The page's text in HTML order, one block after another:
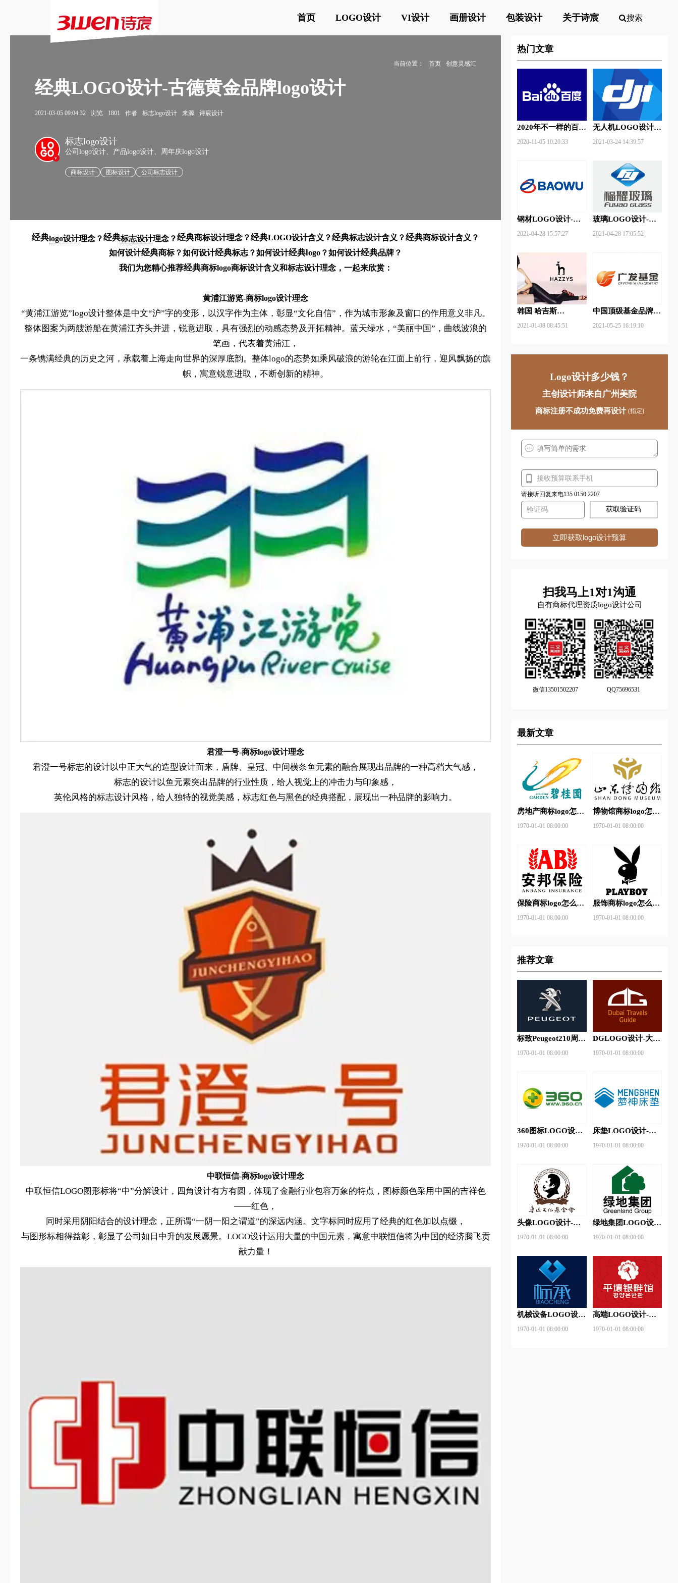
首页 LOGO设计 VI设计 画册设计 包装设计 关于诗宸 搜索
当前位置： 首页 创意灵感汇
经典LOGO设计-古德黄金品牌logo设计
2021-03-05 09:04:32 浏览 1801 作者 标志logo设计 来源 诗宸设计
v
标志logo设计
公司logo设计、产品logo设计、周年庆logo设计
商标设计 图标设计 公司标志设计
经典logo设计理念？经典标志设计理念？经典商标设计理念？经典LOGO设计含义？经典标志设计含义？经典商标设计含义？
如何设计经典商标？如何设计经典标志？如何设计经典logo？如何设计经典品牌？
我们为您精心推荐经典商标logo商标设计含义和标志设计理念，一起来欣赏：
黄浦江游览-商标logo设计理念
“黄浦江游览”logo设计整体是中文“沪”字的变形，以汉字作为主体，彰显“文化自信”，作为城市形象及窗口的作用意义非凡。
整体图案为两艘游船在黄浦江齐头并进，锐意进取，具有强烈的动感态势及开拓精神。蓝天绿水，“美丽中国”，曲线波浪的
笔画，代表着黄浦江，
一条镌满经典的历史之河，承载着上海走向世界的深厚底韵。整体logo的态势如乘风破浪的游轮在江面上前行，迎风飘扬的旗
帜，寓意锐意进取，不断创新的精神。
君澄一号-商标logo设计理念
君澄一号标志的设计以中正大气的造型设计而来，盾牌、皇冠、中间横条鱼元素的融合展现出品牌的一种高档大气感，
标志的设计以鱼元素突出品牌的行业性质，给人视觉上的冲击力与印象感，
英伦风格的标志设计风格，给人独特的视觉美感，标志红色与黑色的经典搭配，展现出一种品牌的影响力。
中联恒信-商标logo设计理念
中联恒信LOGO图形标将“中”分解设计，四角设计有方有圆，体现了金融行业包容万象的特点，图标颜色采用中国的吉祥色
——红色，
同时采用阴阳结合的设计理念，正所谓“一阴一阳之谓道”的深远内涵。文字标同时应用了经典的红色加以点缀，
与图形标相得益彰，彰显了公司如日中升的发展愿景。LOGO设计运用大量的中国元素，寓意中联恒信将为中国的经济腾飞贡
献力量！
热门文章
2020年不一样的百度
2020-11-05 10:20:33
无人机LOGO设计-
计
2021-03-24 14:39:57
钢材LOGO设计-宝
2021-04-28 15:57:27
玻璃LOGO设计-
logo设计
2021-04-28 17:05:52
韩国 哈吉斯
更新LOGO
2021-01-08 08:45:51
中国顶级基金品牌
领先品牌
2021-05-25 16:19:10
Logo设计多少钱？
主创设计师来自广州美院
商标注册不成功免费再设计 (指定)
请接听回复来电135 0150 2207
获取验证码
立即获取logo设计预算
扫我马上1对1沟通
自有商标代理资质logo设计公司
微信13501502207 QQ75696531
最新文章
房地产商标logo怎么
地品牌logo设计
1970-01-01 08:00:00
博物馆商标logo怎么
首都博物馆品牌logo
1970-01-01 08:00:00
保险商标logo怎么
保险品牌logo设计
1970-01-01 08:00:00
服饰商标logo怎么
品牌logo设计
1970-01-01 08:00:00
推荐文章
标致Peugeot210周年
1970-01-01 08:00:00
DGLOGO设计-大观
1970-01-01 08:00:00
360图标LOGO设计-
logo设计
1970-01-01 08:00:00
床垫LOGO设计-梦
1970-01-01 08:00:00
头像LOGO设计-鲁
计
1970-01-01 08:00:00
绿地集团LOGO设
logo设计
1970-01-01 08:00:00
机械设备LOGO设
logo设计
1970-01-01 08:00:00
高端LOGO设计-平
计
1970-01-01 08:00:00